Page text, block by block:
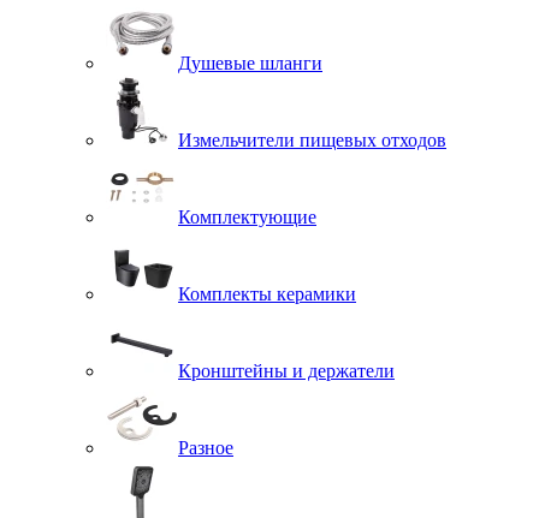
Душевые шланги
Измельчители пищевых отходов
Комплектующие
Комплекты керамики
Кронштейны и держатели
Разное